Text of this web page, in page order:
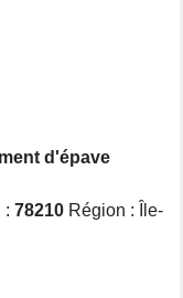
d'épave
: 78210 Région : Île-